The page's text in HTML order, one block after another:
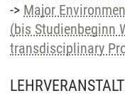
-> Major
(bis Studienbeginn
transdisciplinary